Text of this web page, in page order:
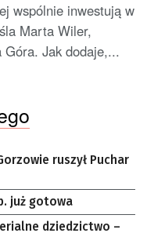
wspólnie inwestują w
Marta Wiler,
Góra. Jak dodaje,...
ruszył Puchar
już gotowa
dziedzictwo –